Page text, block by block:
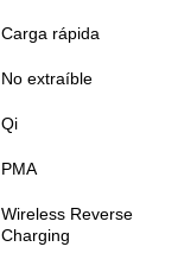
Carga rápida
No extraíble
Qi
PMA
Wireless Reverse
Charging